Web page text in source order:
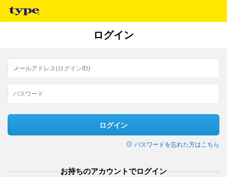
ログイン
ログイン
パスワードを忘れた方はこちら
お持ちのアカウントでログイン